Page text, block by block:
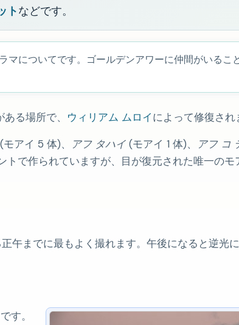
トなどです。
マについてです。ゴールデンアワーに仲間がいるこ
る場所で、 ウィリアム ムロイによって修復され
(モアイ 5 体)、 アフ タハイ (モアイ 1 体)、 アフ コ
で作られていますが、目が復元された唯一のモ
午までに最もよく撮れます。午後になると逆光
す。